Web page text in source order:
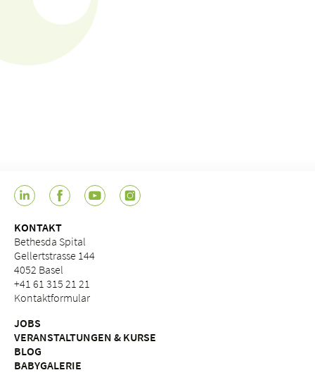
KONTAKT
Bethesda Spital
Gellertstrasse 144
4052 Basel
+41 61 315 21 21
Kontaktformular
JOBS
VERANSTALTUNGEN & KURSE
BLOG
BABYGALERIE